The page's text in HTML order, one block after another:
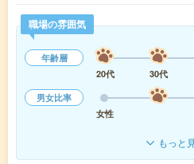
職場の雰囲気
年齢層
20代
30代
男女比率
女性
もっと